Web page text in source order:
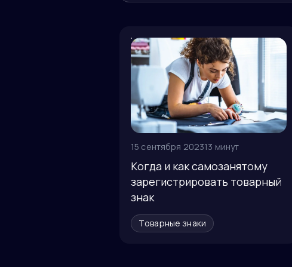
15 сентября 202313 минут
Когда и как самозанятому
зарегистрировать товарный
знак
Товарные знаки